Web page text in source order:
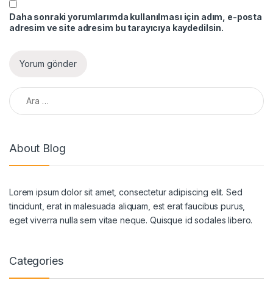
Daha sonraki yorumlarımda kullanılması için adım, e-posta
adresim ve site adresim bu tarayıcıya kaydedilsin.
Arama:
About Blog
Lorem ipsum dolor sit amet, consectetur adipiscing elit. Sed
tincidunt, erat in malesuada aliquam, est erat faucibus purus,
eget viverra nulla sem vitae neque. Quisque id sodales libero.
Categories